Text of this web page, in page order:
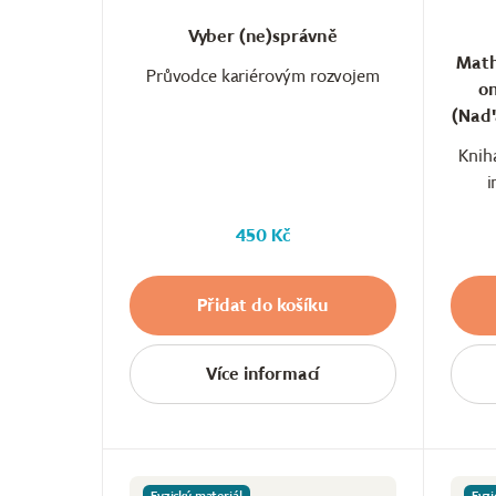
Vyber (ne)správně
Průvodce kariérovým rozvojem
450 Kč
Přidat do košíku
Více informací